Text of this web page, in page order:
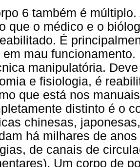
6 também é
que o médico e o
É
em mau
manipulatória.
e fisiologia, é
que está nos
distinto é o
chinesas,
há milhares de
de canais de
Um corpo de